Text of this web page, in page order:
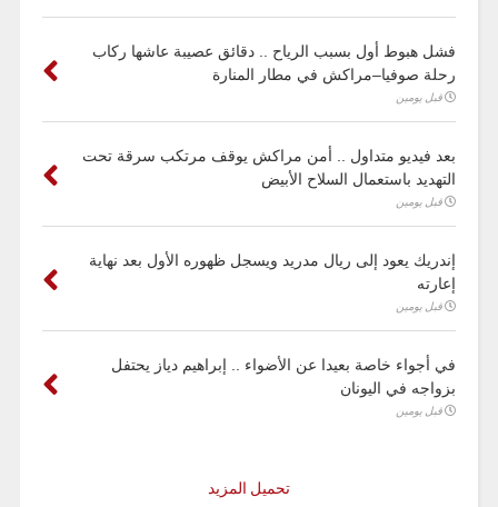
فشل هبوط أول بسبب الرياح .. دقائق عصيبة عاشها ركاب
رحلة صوفيا–مراكش في مطار المنارة
قبل يومين
بعد فيديو متداول .. أمن مراكش يوقف مرتكب سرقة تحت
التهديد باستعمال السلاح الأبيض
قبل يومين
إندريك يعود إلى ريال مدريد ويسجل ظهوره الأول بعد نهاية
إعارته
قبل يومين
في أجواء خاصة بعيدا عن الأضواء .. إبراهيم دياز يحتفل
بزواجه في اليونان
قبل يومين
تحميل المزيد